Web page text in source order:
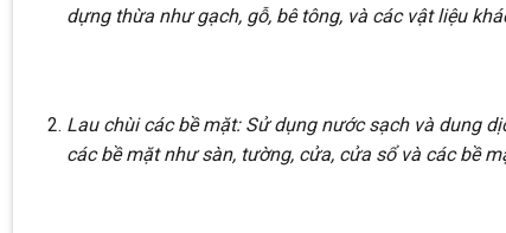
dựng thừa như gạch, gỗ, bê tông, và các vật liệu
Lau chùi các bề mặt: Sử dụng nước sạch và dung
các bề mặt như sàn, tường, cửa, cửa sổ và các bề